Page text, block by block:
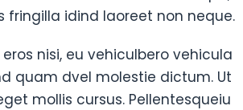
fringilla idind laoreet non neque.
nisi, eu vehiculbero vehicula
quam dvel molestie dictum. Ut
mollis cursus. Pellentesqueiu